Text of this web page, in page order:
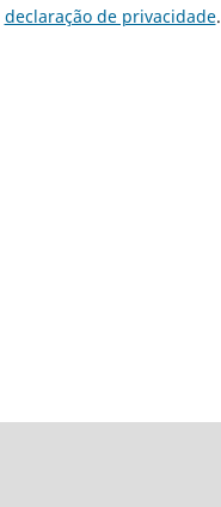
declaração de privacidade.